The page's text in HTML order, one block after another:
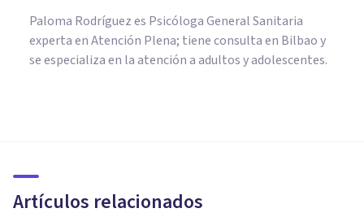
Paloma Rodríguez es Psicóloga General Sanitaria
experta en Atención Plena; tiene consulta en Bilbao y
se especializa en la atención a adultos y adolescentes.
Artículos relacionados
españoles